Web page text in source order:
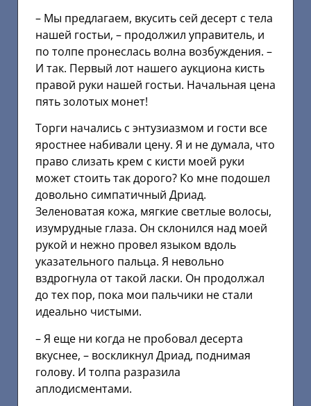
– Мы предлагаем, вкусить сей десерт с тела
нашей гостьи, – продолжил управитель, и
по толпе пронеслась волна возбуждения. –
И так. Первый лот нашего аукциона кисть
правой руки нашей гостьи. Начальная цена
пять золотых монет!
Торги начались с энтузиазмом и гости все
яростнее набивали цену. Я и не думала, что
право слизать крем с кисти моей руки
может стоить так дорого? Ко мне подошел
довольно симпатичный Дриад.
Зеленоватая кожа, мягкие светлые волосы,
изумрудные глаза. Он склонился над моей
рукой и нежно провел языком вдоль
указательного пальца. Я невольно
вздрогнула от такой ласки. Он продолжал
до тех пор, пока мои пальчики не стали
идеально чистыми.
– Я еще ни когда не пробовал десерта
вкуснее, – воскликнул Дриад, поднимая
голову. И толпа разразила
аплодисментами.